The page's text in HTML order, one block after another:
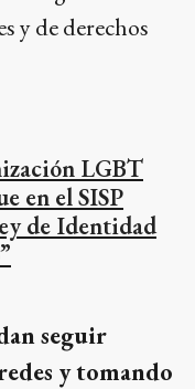
y de derechos
LGBT
en el SISP
de Identidad
seguir
y tomando